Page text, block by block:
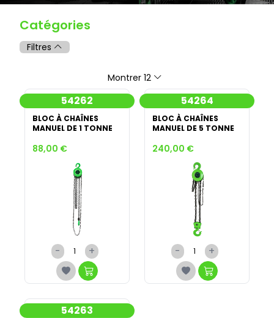
Catégories
Filtres
Montrer 12
54262
BLOC À CHAÎNES
MANUEL DE 1 TONNE
88,00 €
- +
54264
BLOC À CHAÎNES
MANUEL DE 5 TONNE
240,00 €
- +
54263